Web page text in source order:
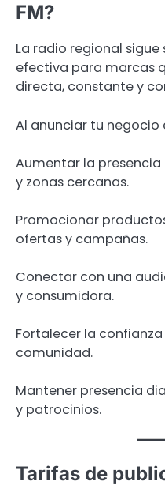
FM?
La radio regional
efectiva para marcas
directa, constante y
Al anunciar tu negocio
Aumentar la
y zonas cercanas.
Promocionar
ofertas y campañas.
Conectar con una
y consumidora.
Fortalecer la
comunidad.
Mantener presencia
y patrocinios.
Tarifas de